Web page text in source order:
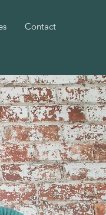
Contact